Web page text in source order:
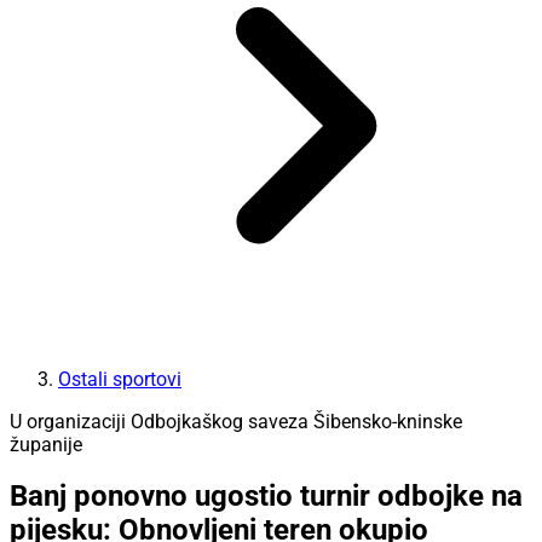
Ostali sportovi
U organizaciji Odbojkaškog saveza Šibensko-kninske
županije
Banj ponovno ugostio turnir odbojke na
pijesku: Obnovljeni teren okupio